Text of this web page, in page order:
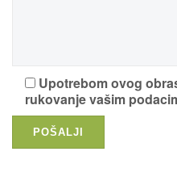
Upotrebom ovog
rukovanje vašim